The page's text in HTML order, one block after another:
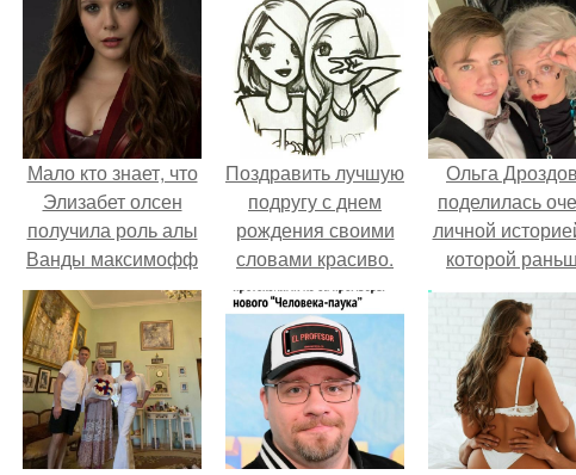
Мало кто знает, что
Элизабет олсен
получила роль алы
Ванды максимофф
не сразу.
Поздравить лучшую
подругу с днем
рождения своими
словами красиво.
100 слов о лучшей
подруге
Ольга
поделилась
личной
которой
почти не